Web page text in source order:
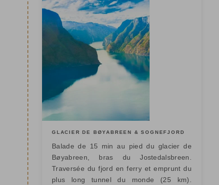
GLACIER DE BØYABREEN & SOGNEFJORD
Balade de 15 min au pied du glacier de
Bøyabreen, bras du Jostedalsbreen.
Traversée du fjord en ferry et emprunt du
plus long tunnel du monde (25 km).